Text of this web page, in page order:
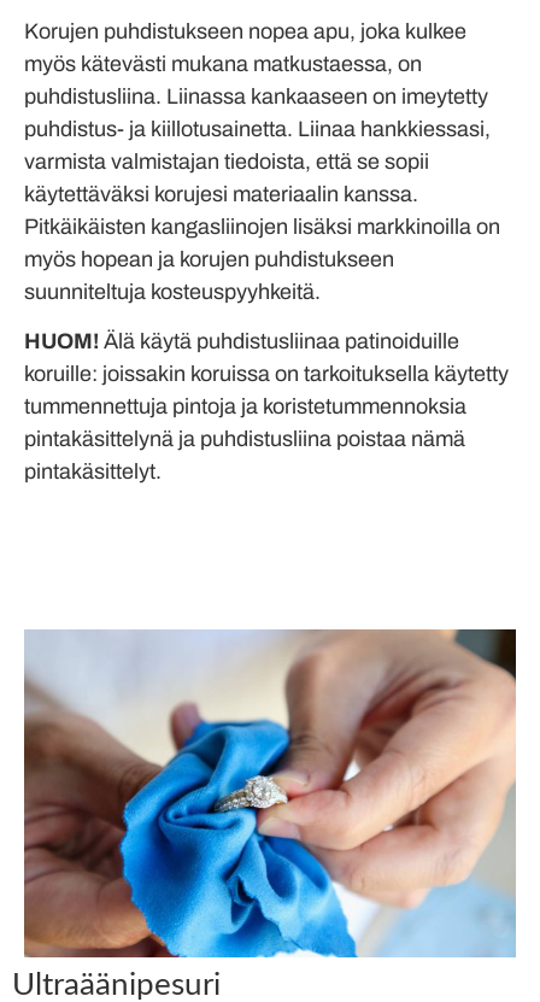
Korujen puhdistukseen nopea apu, joka kulkee
myös kätevästi mukana matkustaessa, on
puhdistusliina. Liinassa kankaaseen on imeytetty
puhdistus- ja kiillotusainetta. Liinaa hankkiessasi,
varmista valmistajan tiedoista, että se sopii
käytettäväksi korujesi materiaalin kanssa.
Pitkäikäisten kangasliinojen lisäksi markkinoilla on
myös hopean ja korujen puhdistukseen
suunniteltuja kosteuspyyhkeitä.
HUOM! Älä käytä puhdistusliinaa patinoiduille
koruille: joissakin koruissa on tarkoituksella käytetty
tummennettuja pintoja ja koristetummennoksia
pintakäsittelynä ja puhdistusliina poistaa nämä
pintakäsittelyt.
Ultraäänipesuri